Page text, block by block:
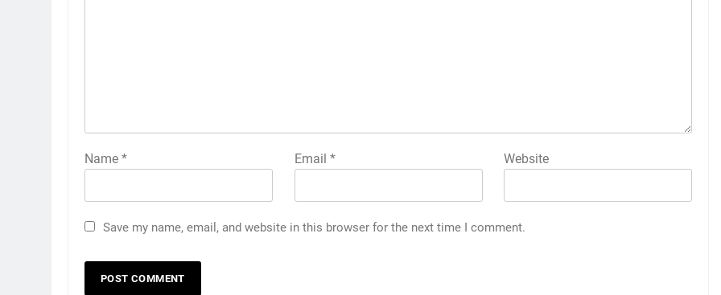
Name * Email * Website
Save my name, email, and website in this browser for the next time I comment.